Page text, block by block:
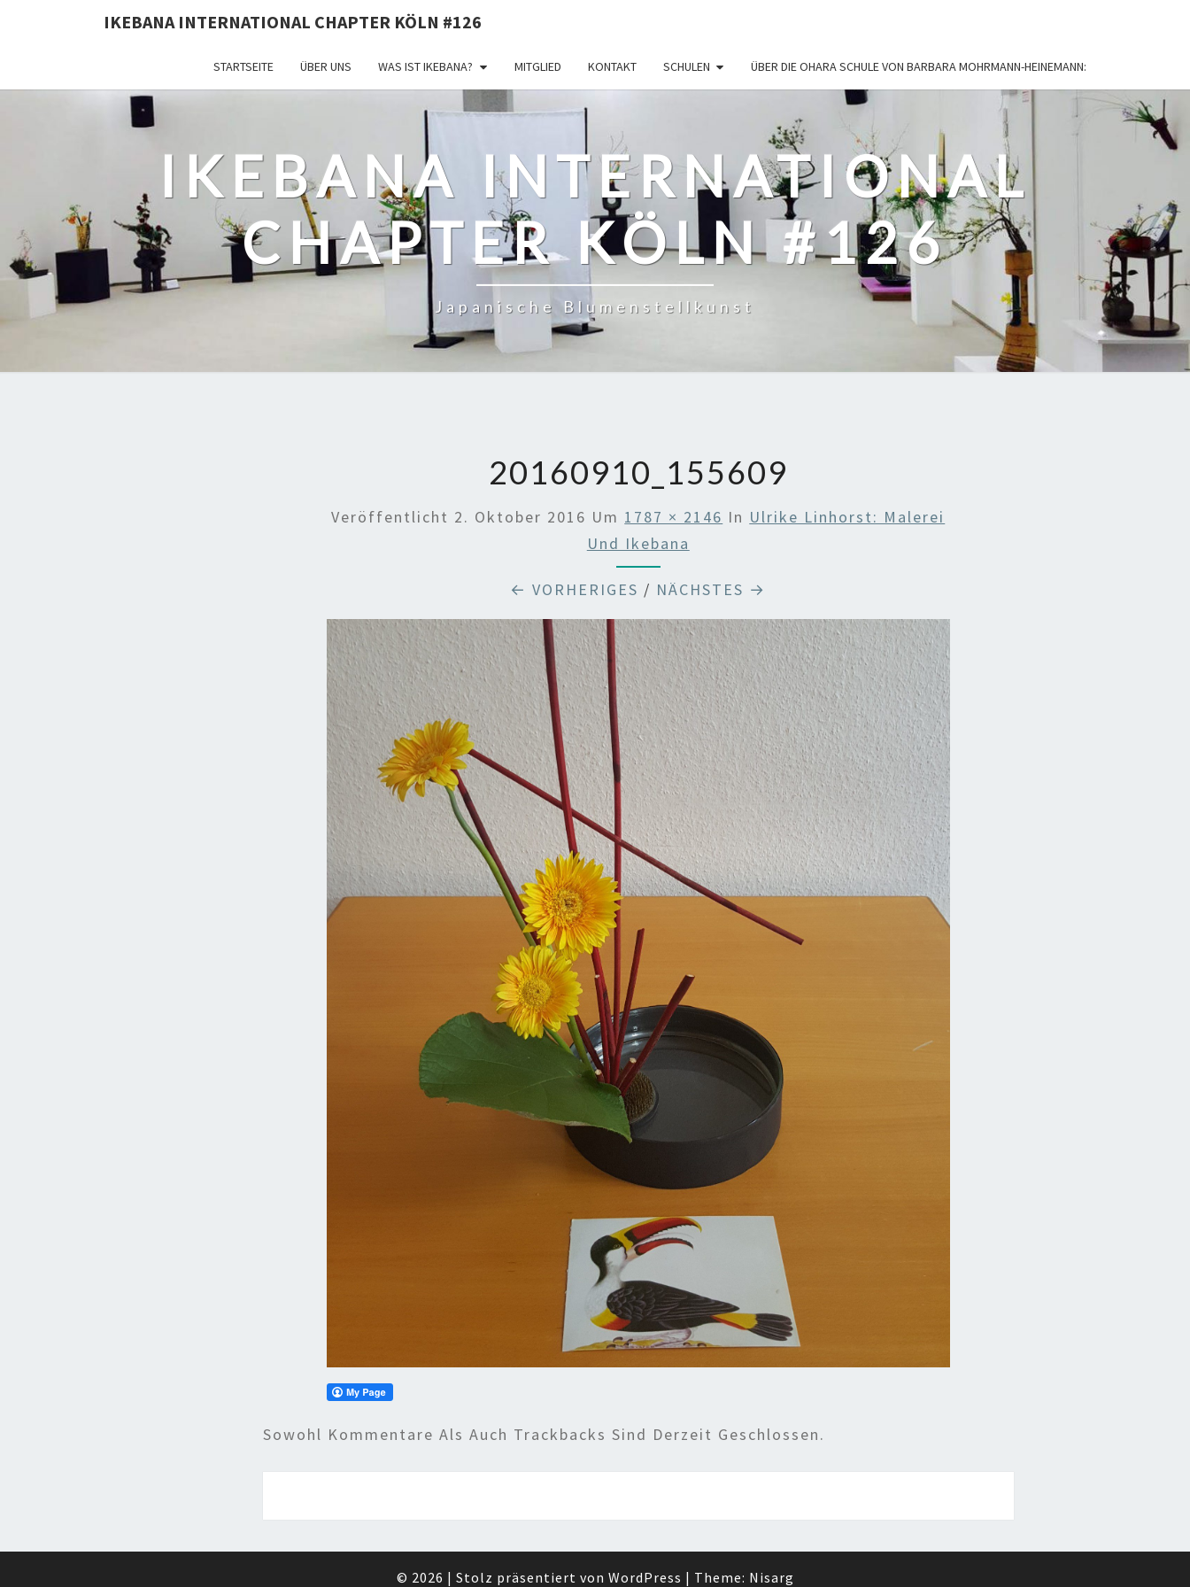
IKEBANA INTERNATIONAL CHAPTER KÖLN #126
STARTSEITE ÜBER UNS WAS IST IKEBANA? MITGLIED KONTAKT SCHULEN ÜBER DIE OHARA SCHULE VON BARBARA MOHRMANN-HEINEMANN:
IKEBANA INTERNATIONAL
CHAPTER KÖLN #126
Japanische Blumenstellkunst
20160910_155609
Veröffentlicht 2. Oktober 2016 Um 1787 × 2146 In Ulrike Linhorst: Malerei
Und Ikebana
← VORHERIGES / NÄCHSTES →
Sowohl Kommentare Als Auch Trackbacks Sind Derzeit Geschlossen.
© 2026 | Stolz präsentiert von WordPress | Theme: Nisarg